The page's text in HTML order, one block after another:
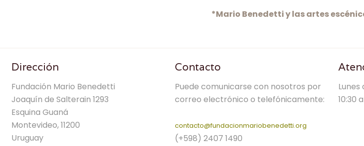
*Mario Benedetti y las artes
Dirección
Fundación Mario Benedetti
Joaquín de Salterain 1293
Esquina Guaná
Montevideo, 11200
Uruguay
Contacto
Puede comunicarse con nosotros por
correo electrónico o telefónicamente:
contacto@fundacionmariobenedetti.org
(+598) 2407 1490
Lunes
10:30